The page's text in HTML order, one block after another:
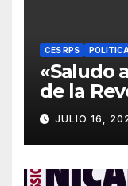
CES RPS POLITICA
«Saludo
de la
JULIO 16,